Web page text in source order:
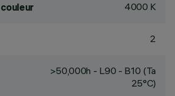
4000 K
2
>50,000h - L90 - B10 (Ta
25°C)